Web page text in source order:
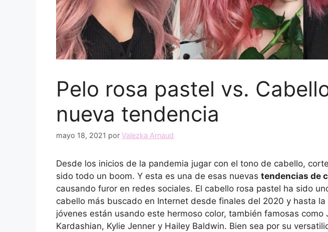
Pelo rosa pastel vs.
nueva tendencia
mayo 18, 2021 por Valezka Arnaud
Desde los inicios de la pandemia jugar con el tono de cabello,
sido todo un boom. Y esta es una de esas nuevas tendencias de
causando furor en redes sociales. El cabello rosa pastel ha sido
cabello más buscado en Internet desde finales del 2020 y hasta
jóvenes están usando este hermoso color, también famosas como
Kardashian, Kylie Jenner y Hailey Baldwin. Bien sea por su